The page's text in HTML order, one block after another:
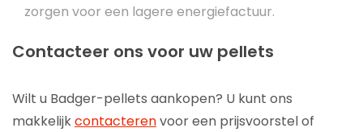
zorgen voor een lagere energiefactuur.
Contacteer ons voor uw pellets
Wilt u Badger-pellets aankopen? U kunt ons
makkelijkcontacterenvoor een prijsvoorstel of